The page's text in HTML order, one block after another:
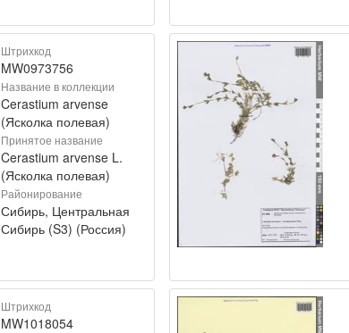
Штрихкод
MW0973756
Название в коллекции
Cerastium arvense
(Ясколка полевая)
Принятое название
Cerastium arvense L.
(Ясколка полевая)
Районирование
Сибирь, Центральная
Сибирь (S3) (Россия)
Штрихкод
MW1018054